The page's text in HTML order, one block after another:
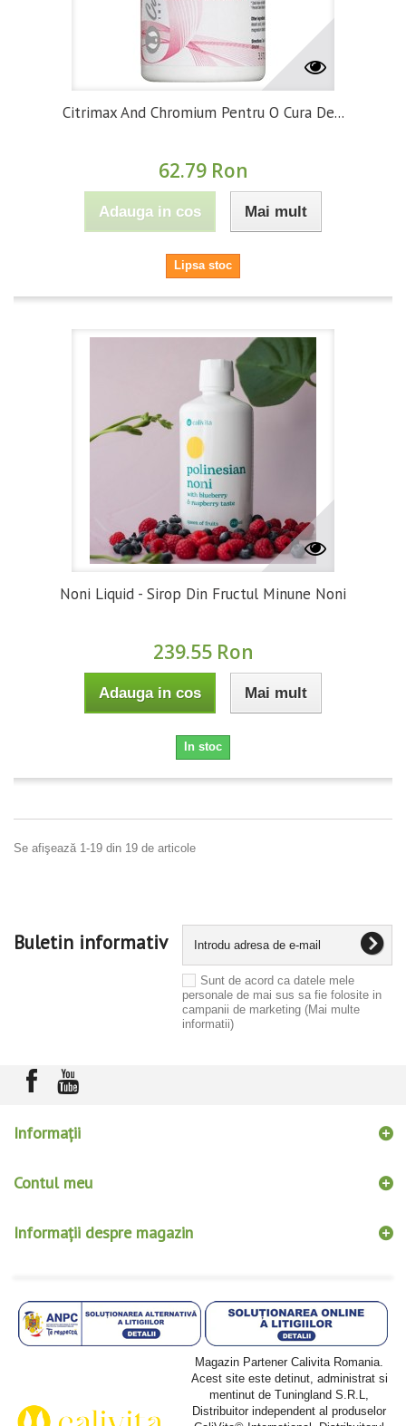
Citrimax And Chromium Pentru O Cura De...
62.79 Ron
Adauga in cos Mai mult
Lipsa stoc
Noni Liquid - Sirop Din Fructul Minune Noni
239.55 Ron
Adauga in cos Mai mult
In stoc
Se afişează 1-19 din 19 de articole
Buletin informativ
Sunt de acord ca datele mele
personale de mai sus sa fie folosite in
campanii de marketing (Mai multe
informatii)
Informaţii
Contul meu
Informații despre magazin
Magazin Partener Calivita Romania.
Acest site este detinut, administrat si
mentinut de Tuningland S.R.L,
Distribuitor independent al produselor